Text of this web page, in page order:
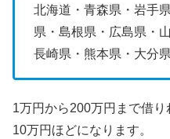
北海道・青森県・岩手
県・島根県・広島県・
長崎県・熊本県・大分
1万円から200万円まで借
10万円ほどになります。